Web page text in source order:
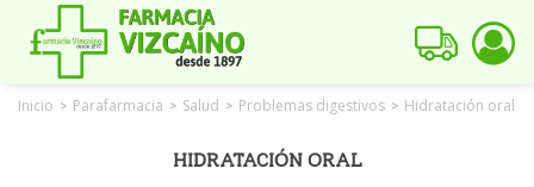
Inicio > Parafarmacia > Salud > Problemas digestivos > Hidratación oral
HIDRATACIÓN ORAL